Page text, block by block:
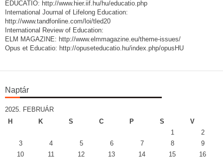
EDUCATIO: http://www.hier.iif.hu/hu/educatio.php
International Journal of Lifelong Education:
http://www.tandfonline.com/loi/tled20
International Review of Education:
ELM MAGAZINE: http://www.elmmagazine.eu/theme-issues/
Opus et Educatio: http://opuseteducatio.hu/index.php/opusHU
Naptár
2025. FEBRUÁR
H
K S C P S
V
1
2
3
4 5 6 7 8
9
10
11 12 13 14 15
16